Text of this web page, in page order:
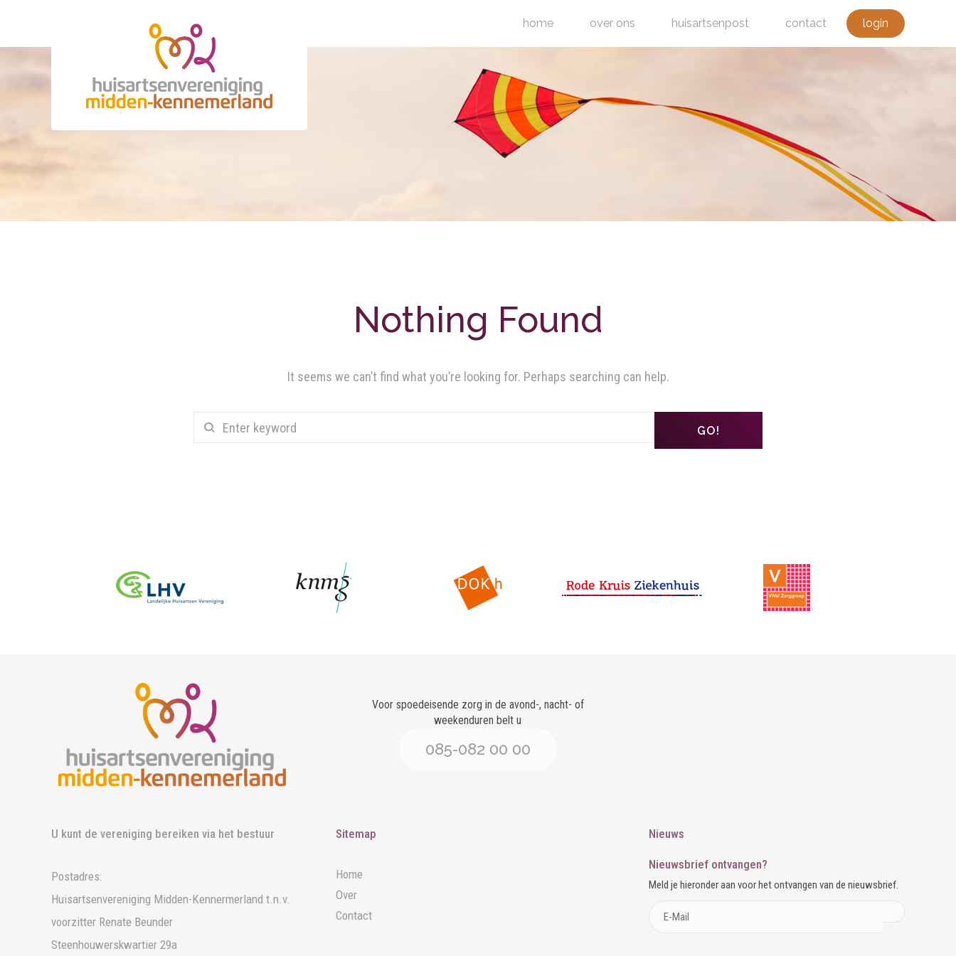
home over ons huisartsenpost contact login
Nothing Found
It seems we can’t find what you’re looking for. Perhaps searching can help.
GO!
Voor spoedeisende zorg in de avond-, nacht- of
weekenduren belt u
085-082 00 00
U kunt de vereniging bereiken via het bestuur
Postadres:
Huisartsenvereniging Midden-Kennermerland t.n.v.
voorzitter Renate Beunder
Steenhouwerskwartier 29a
Sitemap
Home
Over
Contact
Nieuws
Nieuwsbrief ontvangen?
Meld je hieronder aan voor het ontvangen van de nieuwsbrief.